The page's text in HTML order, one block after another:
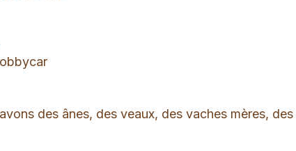
des ânes, des veaux, des vaches mères, des